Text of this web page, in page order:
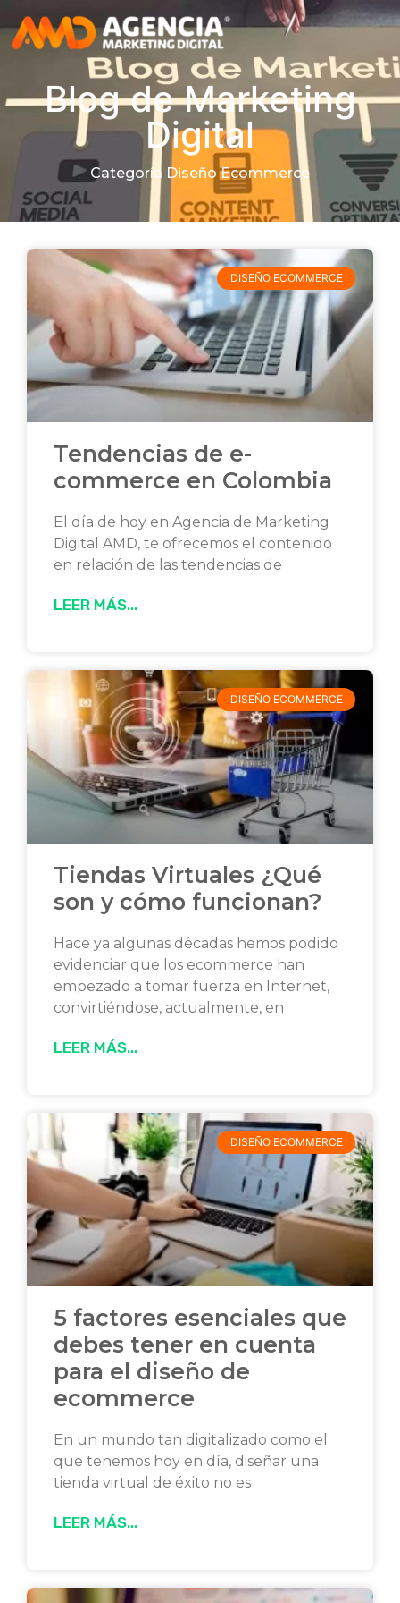
Blog de Marketing
Digital
Categoría Diseño Ecommerce
DISEÑO ECOMMERCE
Tendencias de e-
commerce en Colombia
El día de hoy en Agencia de Marketing
Digital AMD, te ofrecemos el contenido
en relación de las tendencias de
LEER MÁS...
DISEÑO ECOMMERCE
Tiendas Virtuales ¿Qué
son y cómo funcionan?
Hace ya algunas décadas hemos podido
evidenciar que los ecommerce han
empezado a tomar fuerza en Internet,
convirtiéndose, actualmente, en
LEER MÁS...
DISEÑO ECOMMERCE
5 factores esenciales que
debes tener en cuenta
para el diseño de
ecommerce
En un mundo tan digitalizado como el
que tenemos hoy en día, diseñar una
tienda virtual de éxito no es
LEER MÁS...